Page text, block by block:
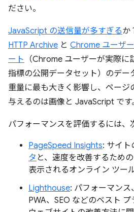
ださい。
JavaScript の送信量が多すぎるか
HTTP Archive と Chrome ユーザ
ート （Chrome ユーザーが実際
指標の公開データセット）のデー
重量に最も大きく影響し、ページ
与えるのは画像と JavaScript です。
パフォーマンスを評価するには、
PageSpeed Insights: サイト
タ と、速度を改善するため
表示されるオンライン ツール
Lighthouse: パフォーマンス
PWA、SEO などのベスト プ